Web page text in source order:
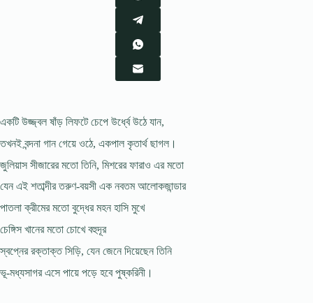
একটি উজ্জ্বল ষাঁড় লিফটে চেপে উর্ধ্বে উঠে যান,
তখনই বন্দনা গান গেয়ে ওঠে, একপাল কৃতার্থ ছাগল।
জুলিয়াস সীজারের মতো তিনি, মিশরের ফারাও এর মতো
যেন এই শতাব্দীর তরুণ-বয়সী এক নবতম আলোকজান্ডার
পাতলা ক্রীমের মতো বুদ্ধের মহন হাসি মুখে
চেঙ্গিস খানের মতো চোখে বহুদূর
স্বপ্নের রক্তাক্ত সিড়ি, যেন জেনে দিয়েছেন তিনি
ভূ-মধ্যসাগর এসে পায়ে পড়ে হবে পুষ্করিনী।